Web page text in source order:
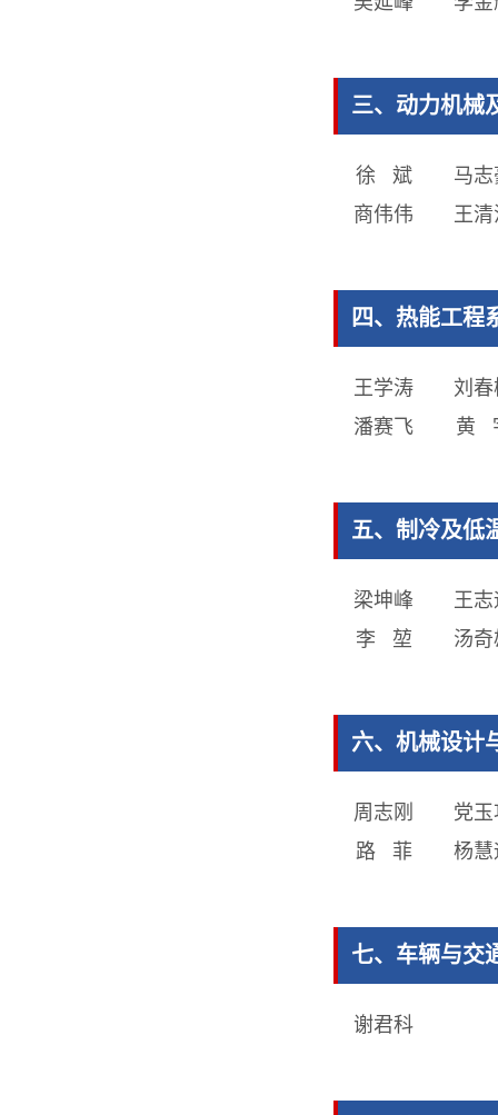
三、动力机械
徐 斌
马志
商伟伟
王清
四、热能工程
王学涛
刘春
潘赛飞
黄
五、制冷及低
梁坤峰
王志
李 堃
汤奇
六、机械设计
周志刚
党玉
路 菲
杨慧
七、车辆与交
谢君科